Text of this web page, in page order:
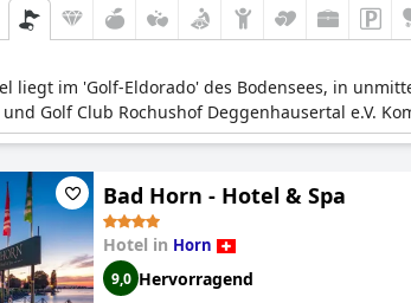
liegt im 'Golf-Eldorado' des Bodensees, in
und Golf Club Rochushof Deggenhausertal e.V.
Bad Horn - Hotel & Spa
Hotel in Horn
9,0 Hervorragend